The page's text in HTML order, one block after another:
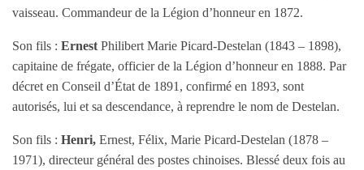
vaisseau. Commandeur de la Légion d’honneur en 1872.
Son fils : Ernest Philibert Marie Picard-Destelan (1843 – 1898),
capitaine de frégate, officier de la Légion d’honneur en 1888. Par
décret en Conseil d’État de 1891, confirmé en 1893, sont
autorisés, lui et sa descendance, à reprendre le nom de Destelan.
Son fils : Henri, Ernest, Félix, Marie Picard-Destelan (1878 –
1971), directeur général des postes chinoises. Blessé deux fois au